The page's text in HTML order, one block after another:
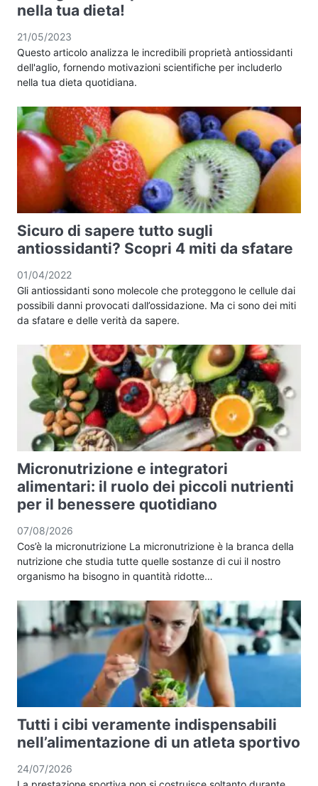
nella tua dieta!
21/05/2023
Questo articolo analizza le incredibili proprietà antiossidanti
dell'aglio, fornendo motivazioni scientifiche per includerlo
nella tua dieta quotidiana.
Sicuro di sapere tutto sugli
antiossidanti? Scopri 4 miti da sfatare
01/04/2022
Gli antiossidanti sono molecole che proteggono le cellule dai
possibili danni provocati dall’ossidazione. Ma ci sono dei miti
da sfatare e delle verità da sapere.
Micronutrizione e integratori
alimentari: il ruolo dei piccoli nutrienti
per il benessere quotidiano
07/08/2026
Cos’è la micronutrizione La micronutrizione è la branca della
nutrizione che studia tutte quelle sostanze di cui il nostro
organismo ha bisogno in quantità ridotte…
Tutti i cibi veramente indispensabili
nell’alimentazione di un atleta sportivo
24/07/2026